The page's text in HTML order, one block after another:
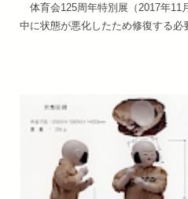
体育会125周年特別展（2017年11
中に状態が悪化したため修復する必